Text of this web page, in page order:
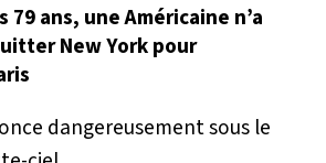
79 ans, une Américaine n’a
New York pour